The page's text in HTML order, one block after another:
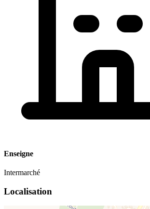
Enseigne
Intermarché
Localisation